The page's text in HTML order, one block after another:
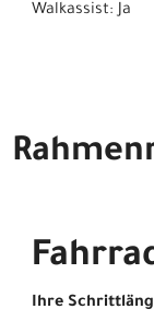
Walkassist: Ja
Ihre